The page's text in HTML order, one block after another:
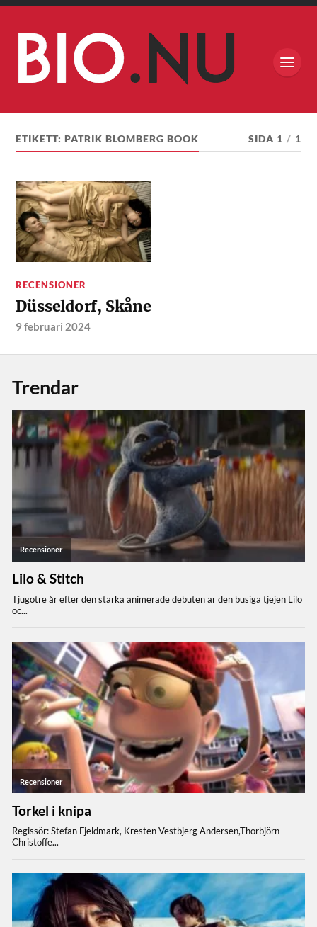
ETIKETT:PATRIK BLOMBERG BOOK SIDA 1 / 1
RECENSIONER
Düsseldorf, Skåne
9 februari 2024
Trendar